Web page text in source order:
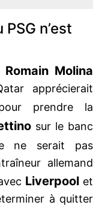
n’est
Romain Molina
apprécierait
prendre la
sur le banc
ne serait pas
allemand
Liverpool et
à quitter